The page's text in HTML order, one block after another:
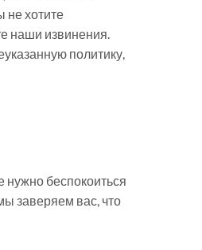
не хотите
наши извинения.
политику,
нужно беспокоиться
заверяем вас, что